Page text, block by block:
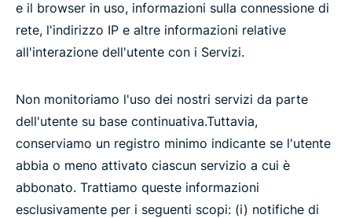
e il browser in uso, informazioni sulla connessione di
rete, l'indirizzo IP e altre informazioni relative
all'interazione dell'utente con i Servizi.
Non monitoriamo l'uso dei nostri servizi da parte
dell'utente su base continuativa.Tuttavia,
conserviamo un registro minimo indicante se l'utente
abbia o meno attivato ciascun servizio a cui è
abbonato. Trattiamo queste informazioni
esclusivamente per i seguenti scopi: (i) notifiche di